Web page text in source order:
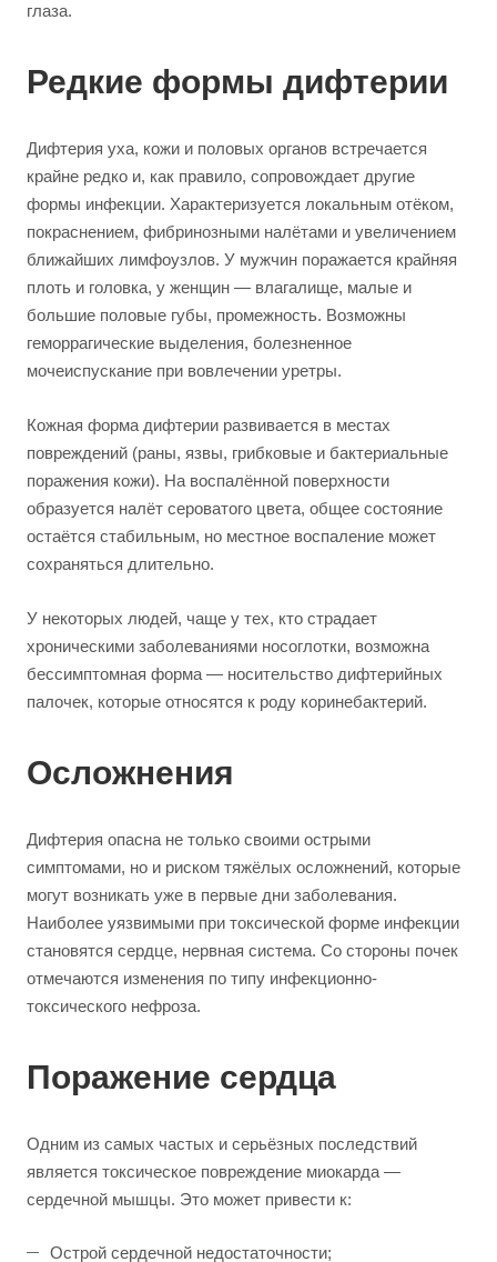
глаза.
Редкие формы дифтерии
Дифтерия уха, кожи и половых органов встречается
крайне редко и, как правило, сопровождает другие
формы инфекции. Характеризуется локальным отёком,
покраснением, фибринозными налётами и увеличением
ближайших лимфоузлов. У мужчин поражается крайняя
плоть и головка, у женщин — влагалище, малые и
большие половые губы, промежность. Возможны
геморрагические выделения, болезненное
мочеиспускание при вовлечении уретры.
Кожная форма дифтерии развивается в местах
повреждений (раны, язвы, грибковые и бактериальные
поражения кожи). На воспалённой поверхности
образуется налёт сероватого цвета, общее состояние
остаётся стабильным, но местное воспаление может
сохраняться длительно.
У некоторых людей, чаще у тех, кто страдает
хроническими заболеваниями носоглотки, возможна
бессимптомная форма — носительство дифтерийных
палочек, которые относятся к роду коринебактерий.
Осложнения
Дифтерия опасна не только своими острыми
симптомами, но и риском тяжёлых осложнений, которые
могут возникать уже в первые дни заболевания.
Наиболее уязвимыми при токсической форме инфекции
становятся сердце, нервная система. Со стороны почек
отмечаются изменения по типу инфекционно-
токсического нефроза.
Поражение сердца
Одним из самых частых и серьёзных последствий
является токсическое повреждение миокарда —
сердечной мышцы. Это может привести к:
Острой сердечной недостаточности;